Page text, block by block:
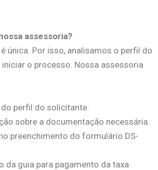
assessoria?
única. Por isso, analisamos o perfil do
o processo. Nossa assessoria
perfil do solicitante.
sobre a documentação necessária.
preenchimento do formulário DS-
da guia para pagamento da taxa